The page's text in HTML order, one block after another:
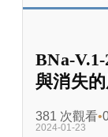
BNa-
與消失的
381 次觀看
2024-01-23